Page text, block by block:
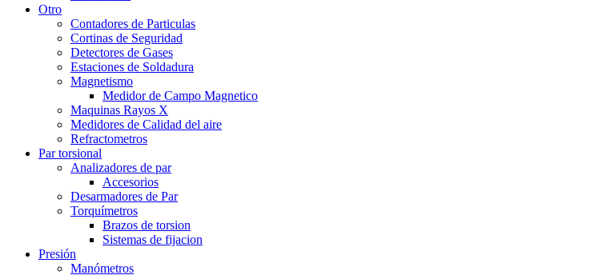
Otro
Contadores de Particulas
Cortinas de Seguridad
Detectores de Gases
Estaciones de Soldadura
Magnetismo
Medidor de Campo Magnetico
Maquinas Rayos X
Medidores de Calidad del aire
Refractometros
Par torsional
Analizadores de par
Accesorios
Desarmadores de Par
Torquímetros
Brazos de torsion
Sistemas de fijacion
Presión
Manómetros